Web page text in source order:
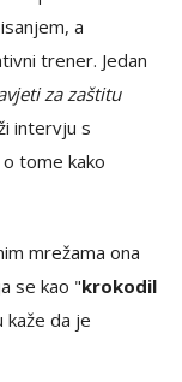
a
trener. Jedan
za zaštitu
intervju s
tome kako
mrežama ona
se kao "krokodil
kaže da je